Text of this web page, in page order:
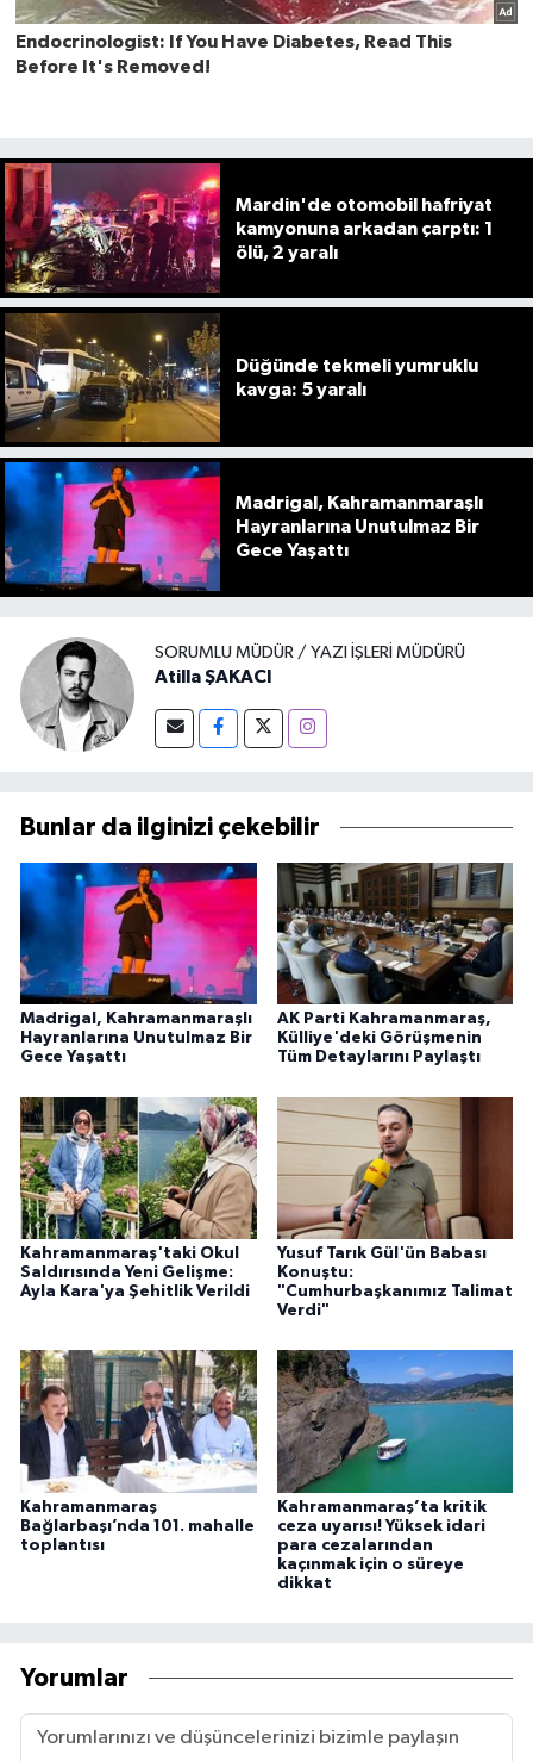
Mardin'de otomobil hafriyat
kamyonuna arkadan çarptı: 1
ölü, 2 yaralı
Düğünde tekmeli yumruklu
kavga: 5 yaralı
Madrigal, Kahramanmaraşlı
Hayranlarına Unutulmaz Bir
Gece Yaşattı
SORUMLU MÜDÜR / YAZI İŞLERI MÜDÜRÜ
Atilla ŞAKACI
Bunlar da ilginizi çekebilir
Madrigal, Kahramanmaraşlı
Hayranlarına Unutulmaz Bir
Gece Yaşattı
AK Parti Kahramanmaraş,
Külliye'deki Görüşmenin
Tüm Detaylarını Paylaştı
Kahramanmaraş'taki Okul
Saldırısında Yeni Gelişme:
Ayla Kara'ya Şehitlik Verildi
Yusuf Tarık Gül'ün Babası
Konuştu:
"Cumhurbaşkanımız Talimat
Verdi"
Kahramanmaraş
Bağlarbaşı’nda 101. mahalle
toplantısı
Kahramanmaraş’ta kritik
ceza uyarısı! Yüksek idari
para cezalarından
kaçınmak için o süreye
dikkat
Yorumlar